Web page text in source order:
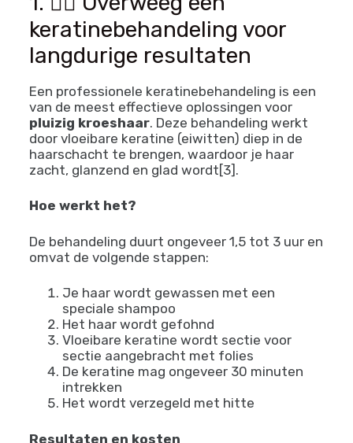
keratinebehandeling voor
langdurige resultaten
Een professionele keratinebehandeling is een
van de meest effectieve oplossingen voor
pluizig kroeshaar. Deze behandeling werkt
door vloeibare keratine (eiwitten) diep in de
haarschacht te brengen, waardoor je haar
zacht, glanzend en glad wordt[3].
Hoe werkt het?
De behandeling duurt ongeveer 1,5 tot 3 uur en
omvat de volgende stappen:
Je haar wordt gewassen met een
speciale shampoo
Het haar wordt gefohnd
Vloeibare keratine wordt sectie voor
sectie aangebracht met folies
De keratine mag ongeveer 30 minuten
intrekken
Het wordt verzegeld met hitte
Resultaten en kosten